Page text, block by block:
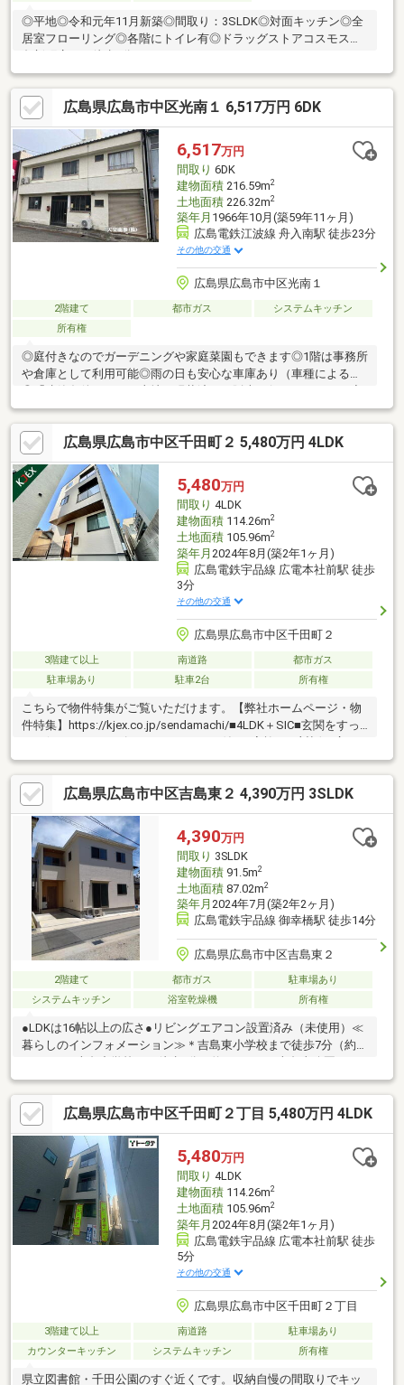
◎平地◎令和元年11月新築◎間取り：3SLDK◎対面キッチン◎全
居室フローリング◎各階にトイレ有◎ドラッグストアコスモス吉
島新町店まで徒歩3分
広島県広島市中区光南１ 6,517万円 6DK
6,517万円
間取り 6DK
建物面積216.59m2
土地面積226.32m2
築年月 1966年10月(築59年11ヶ月)
広島電鉄江波線 舟入南駅 徒歩23分
その他の交通
広島県広島市中区光南１
2階建て 都市ガス
システムキッチン
所有権
◎庭付きなのでガーデニングや家庭菜園もできます◎1階は事務所
や倉庫として利用可能◎雨の日も安心な車庫あり（車種による）
掲載物件のほかにも【未公開物件】や【価格改定予定】情報をご
案内いたします◆住宅ローンのご相談から資金計画まで、お客様
に合わせてサポートいたします◆「まずは見学だけ」「話だけ聞
きたい」という方も大歓迎です。お気軽にお問い合わせくださ
い！
広島県広島市中区千田町２ 5,480万円 4LDK
5,480万円
間取り 4LDK
建物面積114.26m2
土地面積105.96m2
築年月 2024年8月(築2年1ヶ月)
広島電鉄宇品線 広電本社前駅 徒歩
3分
その他の交通
広島県広島市中区千田町２
3階建て以上 南道路
都市ガス
駐車場あり
駐車2台 所有権
こちらで物件特集がご覧いただけます。【弊社ホームページ・物
件特集】https://kjex.co.jp/sendamachi/■4LDK＋SIC■玄関をすっ
きり保てるシューズインクローゼット付き■家族との対話が広が
る対面キッチン■ガス衣類乾燥機「乾太くん」付き■駐車場2台可
能（車種による）■フラット35S金利Aプラン対応
広島県広島市中区吉島東２ 4,390万円 3SLDK
4,390万円
間取り 3SLDK
建物面積91.5m2
土地面積87.02m2
築年月 2024年7月(築2年2ヶ月)
広島電鉄宇品線 御幸橋駅 徒歩14分
広島県広島市中区吉島東２
2階建て 都市ガス
駐車場あり
システムキッチン
浴室乾燥機 所有権
●LDKは16帖以上の広さ●リビングエアコン設置済み（未使用）≪
暮らしのインフォメーション≫＊吉島東小学校まで徒歩7分（約
徒歩1分（約50ｍ）＊ファミリーマート吉島西2丁目店まで徒歩7
分（約520ｍ）＊ウォンツ吉島店まで徒歩8分（約580ｍ）＊フレ
スタ吉島店まで徒歩10分（約730ｍ）
広島県広島市中区千田町２丁目 5,480万円 4LDK
5,480万円
間取り 4LDK
建物面積114.26m2
土地面積105.96m2
築年月 2024年8月(築2年1ヶ月)
広島電鉄宇品線 広電本社前駅 徒歩
5分
その他の交通
広島県広島市中区千田町２丁目
3階建て以上 南道路
駐車場あり
カウンターキッチン
システムキッチン 所有権
県立図書館・千田公園のすぐ近くです。収納自慢の間取りでキッ